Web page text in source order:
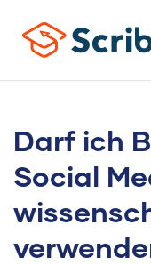
Darf ich
Social